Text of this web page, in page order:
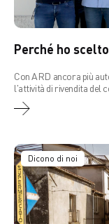
Perché ho
Con ARD ancora più
l'attività di rivendita del
Dicono di noi